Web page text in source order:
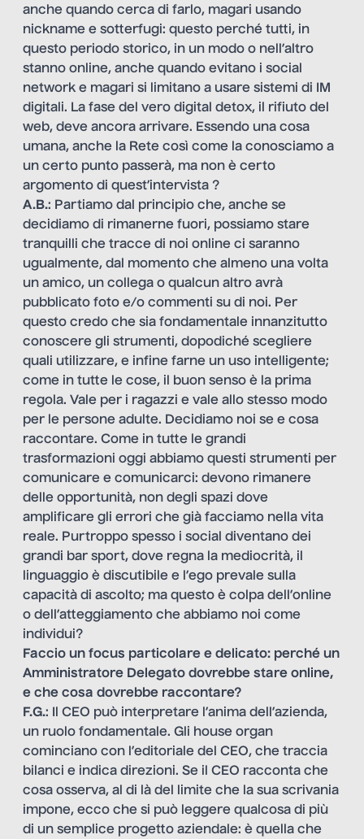
anche quando cerca di farlo, magari usando
nickname e sotterfugi: questo perché tutti, in
questo periodo storico, in un modo o nell’altro
stanno online, anche quando evitano i social
network e magari si limitano a usare sistemi di IM
digitali. La fase del vero digital detox, il rifiuto del
web, deve ancora arrivare. Essendo una cosa
umana, anche la Rete così come la conosciamo a
un certo punto passerà, ma non è certo
argomento di quest’intervista ?
A.B.: Partiamo dal principio che, anche se
decidiamo di rimanerne fuori, possiamo stare
tranquilli che tracce di noi online ci saranno
ugualmente, dal momento che almeno una volta
un amico, un collega o qualcun altro avrà
pubblicato foto e/o commenti su di noi. Per
questo credo che sia fondamentale innanzitutto
conoscere gli strumenti, dopodiché scegliere
quali utilizzare, e infine farne un uso intelligente;
come in tutte le cose, il buon senso è la prima
regola. Vale per i ragazzi e vale allo stesso modo
per le persone adulte. Decidiamo noi se e cosa
raccontare. Come in tutte le grandi
trasformazioni oggi abbiamo questi strumenti per
comunicare e comunicarci: devono rimanere
delle opportunità, non degli spazi dove
amplificare gli errori che già facciamo nella vita
reale. Purtroppo spesso i social diventano dei
grandi bar sport, dove regna la mediocrità, il
linguaggio è discutibile e l’ego prevale sulla
capacità di ascolto; ma questo è colpa dell’online
o dell’atteggiamento che abbiamo noi come
individui?
Faccio un focus particolare e delicato: perché un
Amministratore Delegato dovrebbe stare online,
e che cosa dovrebbe raccontare?
F.G.: Il CEO può interpretare l’anima dell’azienda,
un ruolo fondamentale. Gli house organ
cominciano con l’editoriale del CEO, che traccia
bilanci e indica direzioni. Se il CEO racconta che
cosa osserva, al di là del limite che la sua scrivania
impone, ecco che si può leggere qualcosa di più
di un semplice progetto aziendale: è quella che